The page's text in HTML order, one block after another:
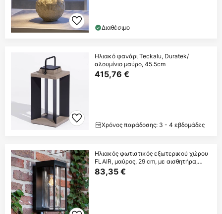
Διαθέσιμο
Ηλιακό φανάρι Teckalu, Duratek/
αλουμίνιο μαύρο, 45.5cm
415,76 €
Χρόνος παράδοσης: 3 - 4 εβδομάδες
Ηλιακός φωτιστικός εξωτερικού χώρου
FLAIR, μαύρος, 29 cm, με αισθητήρα,
IP44
83,35 €